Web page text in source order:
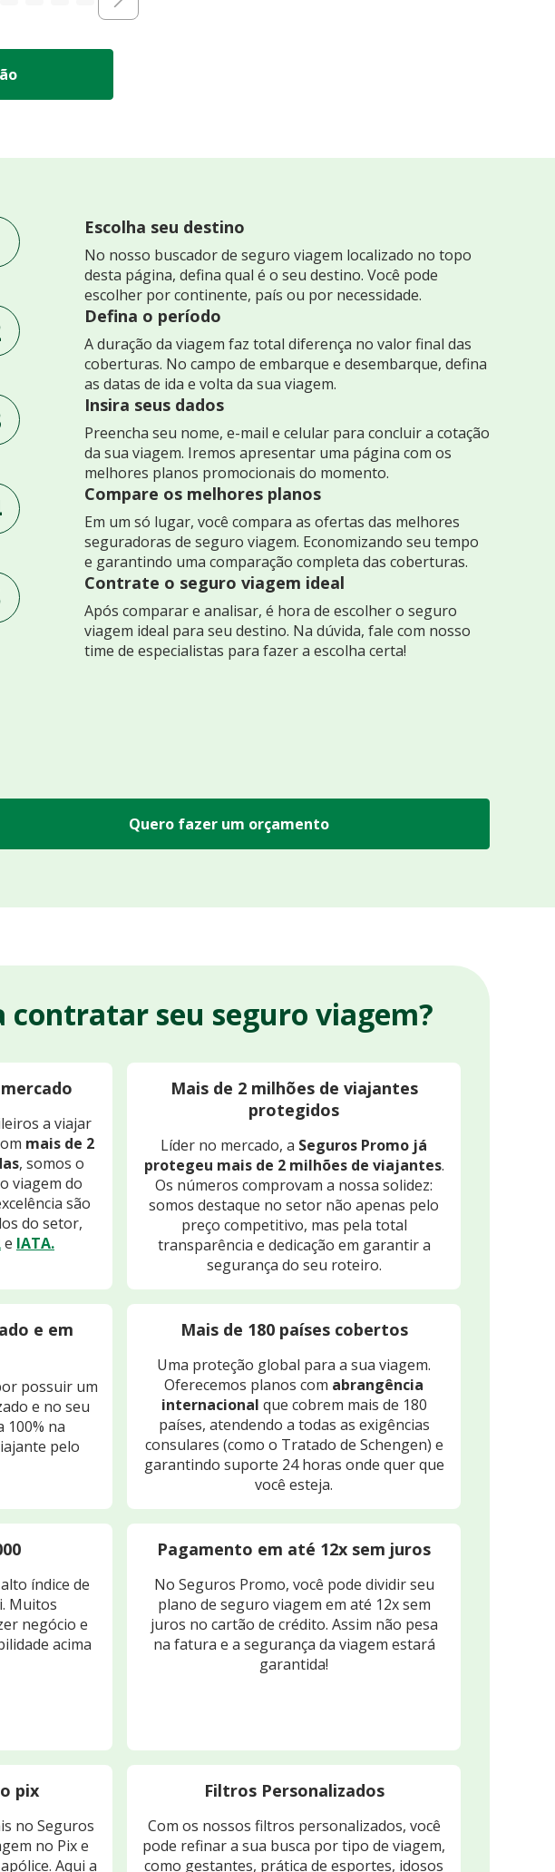
Escolha seu destino
No nosso buscador de seguro viagem localizado no topo
desta página, defina qual é o seu destino. Você pode
escolher por continente, país ou por necessidade.
Defina o período
A duração da viagem faz total diferença no valor final das
coberturas. No campo de embarque e desembarque, defina
as datas de ida e volta da sua viagem.
Insira seus dados
Preencha seu nome, e-mail e celular para concluir a cotação
da sua viagem. Iremos apresentar uma página com os
melhores planos promocionais do momento.
Compare os melhores planos
Em um só lugar, você compara as ofertas das melhores
seguradoras de seguro viagem. Economizando seu tempo
e garantindo uma comparação completa das coberturas.
Contrate o seguro viagem ideal
Após comparar e analisar, é hora de escolher o seguro
viagem ideal para seu destino. Na dúvida, fale com nosso
time de especialistas para fazer a escolha certa!
Quero fazer um orçamento
contratar seu seguro viagem?
a viajar
mais de 2
, somos o
viagem do
são
do setor,
e IATA.
Mais de 2 milhões de viajantes
protegidos
Líder no mercado, a Seguros Promo já
protegeu mais de 2 milhões de viajantes.
Os números comprovam a nossa solidez:
somos destaque no setor não apenas pelo
preço competitivo, mas pela total
transparência e dedicação em garantir a
segurança do seu roteiro.
e em
possuir um
e no seu
100% na
pelo
Mais de 180 países cobertos
Uma proteção global para a sua viagem.
Oferecemos planos com abrangência
internacional que cobrem mais de 180
países, atendendo a todas as exigências
consulares (como o Tratado de Schengen) e
garantindo suporte 24 horas onde quer que
você esteja.
índice de
Muitos
negócio e
acima
Pagamento em até 12x sem juros
No Seguros Promo, você pode dividir seu
plano de seguro viagem em até 12x sem
juros no cartão de crédito. Assim não pesa
na fatura e a segurança da viagem estará
garantida!
pix
no Seguros
no Pix e
Aqui a
Filtros Personalizados
Com os nossos filtros personalizados, você
pode refinar a sua busca por tipo de viagem,
como gestantes, prática de esportes, idosos